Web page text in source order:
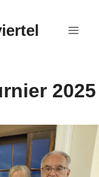
2025